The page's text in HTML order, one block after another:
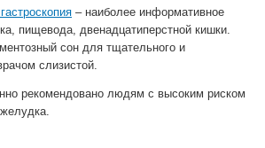
– наиболее информативное
пищевода, двенадцатиперстной кишки.
сон для тщательного и
слизистой.
рекомендовано людям с высоким риском